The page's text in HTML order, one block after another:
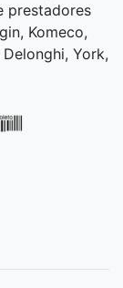
prestadores
Komeco,
York,